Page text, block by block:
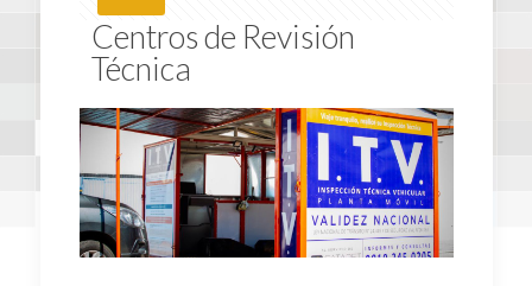
Centros de Revisión
Técnica